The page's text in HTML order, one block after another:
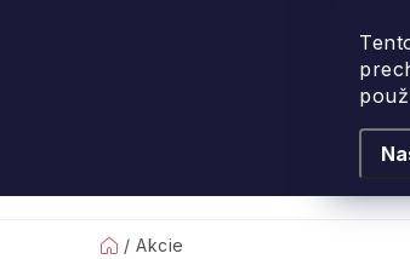
Podľa
Domov
/ Akcie